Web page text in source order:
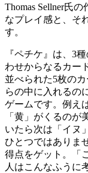
Thomas Sellner氏
なプレイ感と、そ
す。
『ペチケ』は、3
わせからなるカー
並べられた5枚の
らの中に入れるの
ゲームです。例え
「黄」がくるの
いたら次は「イヌ
ひとつではありま
得点をゲット。「
人はこんなふうに